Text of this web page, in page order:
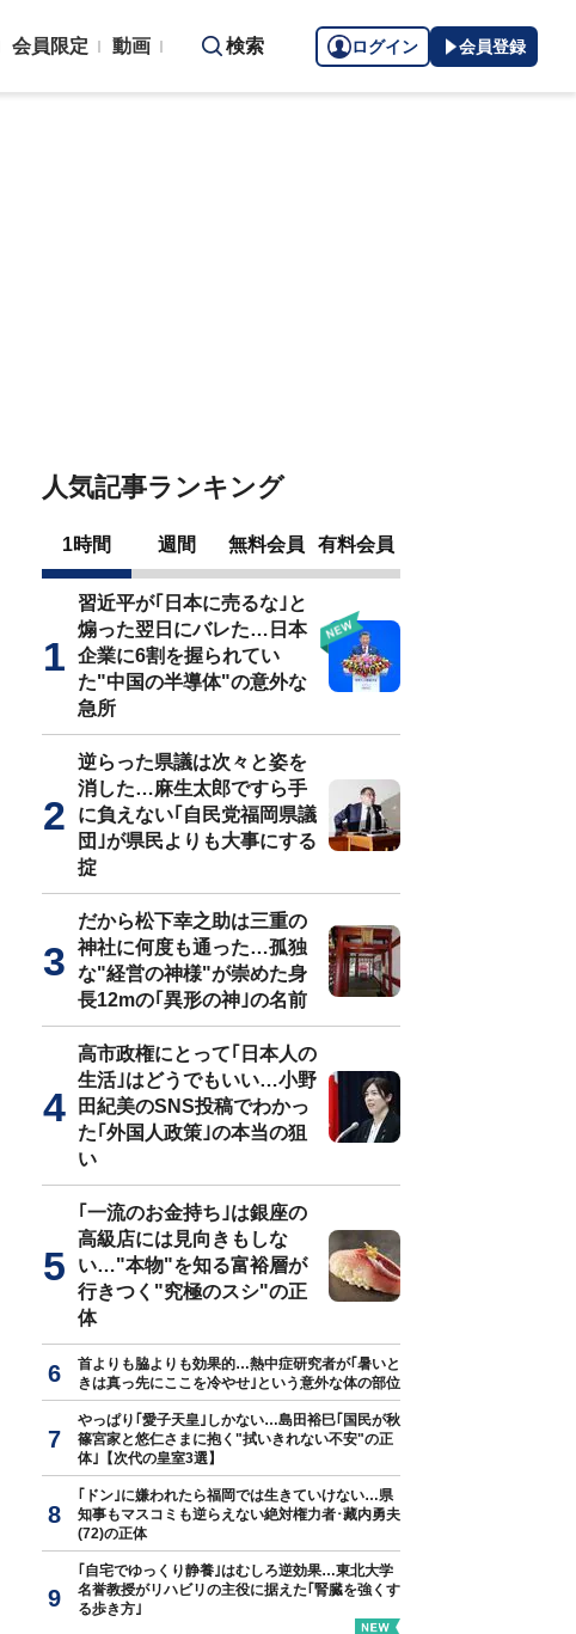
会員限定 動画 検索 ログイン 会員登録
人気記事ランキング
1時間 週間 無料会員 有料会員
習近平が｢日本に売るな｣と
煽った翌日にバレた…日本
企業に6割を握られてい
た"中国の半導体"の意外な
急所
逆らった県議は次々と姿を
消した…麻生太郎ですら手
に負えない｢自民党福岡県議
団｣が県民よりも大事にする
掟
だから松下幸之助は三重の
神社に何度も通った…孤独
な"経営の神様"が崇めた身
長12mの｢異形の神｣の名前
高市政権にとって｢日本人の
生活｣はどうでもいい…小野
田紀美のSNS投稿でわかっ
た｢外国人政策｣の本当の狙
い
｢一流のお金持ち｣は銀座の
高級店には見向きもしな
い…"本物"を知る富裕層が
行きつく"究極のスシ"の正
体
首よりも脇よりも効果的…熱中症研究者が｢暑いと
きは真っ先にここを冷やせ｣という意外な体の部位
やっぱり｢愛子天皇｣しかない…島田裕巳｢国民が秋
篠宮家と悠仁さまに抱く"拭いきれない不安"の正
体｣【次代の皇室3選】
｢ドン｣に嫌われたら福岡では生きていけない…県
知事もマスコミも逆らえない絶対権力者･藏内勇夫
(72)の正体
｢自宅でゆっくり静養｣はむしろ逆効果…東北大学
名誉教授がリハビリの主役に据えた｢腎臓を強くす
る歩き方｣